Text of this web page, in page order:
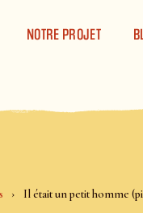
NOTRE PROJET
Il était un petit homme